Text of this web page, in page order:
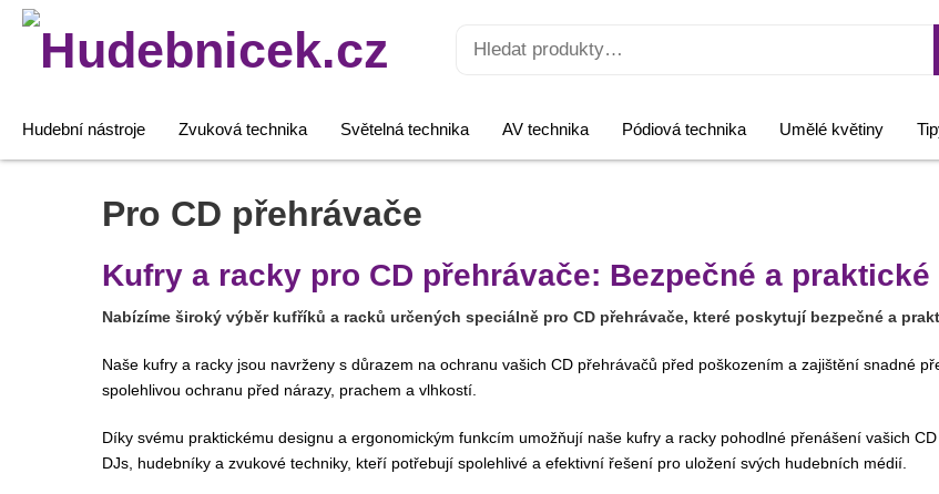
Hledat:
Hudební nástroje Zvuková technika Světelná technika AV technika Pódiová technika Umělé květiny
Pro CD přehrávače
Kufry a racky pro CD přehrávače: Bezpečné a
Nabízíme široký výběr kufříků a racků určených speciálně pro CD přehrávače, které poskytují bezpečné a
Naše kufry a racky jsou navrženy s důrazem na ochranu vašich CD přehrávačů před poškozením a zajištění snadné
spolehlivou ochranu před nárazy, prachem a vlhkostí.
Díky svému praktickému designu a ergonomickým funkcím umožňují naše kufry a racky pohodlné přenášení vašich
DJs, hudebníky a zvukové techniky, kteří potřebují spolehlivé a efektivní řešení pro uložení svých hudebních médií.